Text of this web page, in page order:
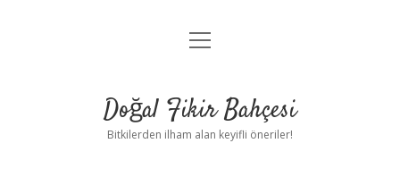
Anasayfa
Yasal Uyarı
menüyü
Doğal Fikir Bahçesi
Bitkilerden ilham alan keyifli öneriler!